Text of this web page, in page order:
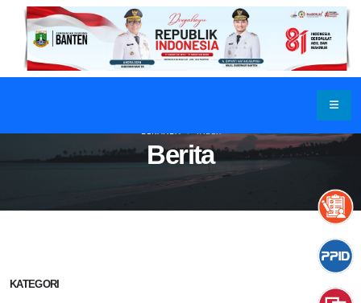
Berita
BERANDA INDEX
KATEGORI